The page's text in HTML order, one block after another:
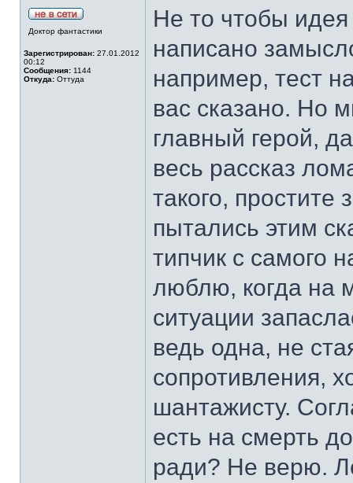
Доктор фантастики
Зарегистрирован: 27.01.2012
00:12
Сообщения: 1144
Откуда: Оттуда
Не то чтобы
написано
например, тест
вас сказано. Но
главный герой,
весь рассказ
такого,
пытались этим
типчик с самого
люблю, когда на
ситуации
ведь одна, не
сопротивления,
шантажисту.
есть на смерть
ради? Не верю.